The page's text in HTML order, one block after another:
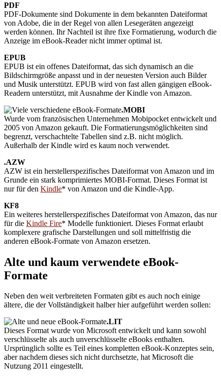
PDF
PDF-Dokumente sind Dokumente in dem bekannten Dateiformat
von Adobe, die in der Regel von allen Lesegeräten angezeigt
werden können. Ihr Nachteil ist ihre fixe Formatierung, wodurch die
Anzeige im eBook-Reader nicht immer optimal ist.
EPUB
EPUB ist ein offenes Dateiformat, das sich dynamisch an die
Bildschirmgröße anpasst und in der neuesten Version auch Bilder
und Musik unterstützt. EPUB wird von fast allen gängigen eBook-
Readern unterstützt, mit Ausnahme der Kindle von Amazon.
.MOBI
Wurde vom französischen Unternehmen Mobipocket entwickelt und
2005 von Amazon gekauft. Die Formatierungsmöglichkeiten sind
begrenzt, verschachtelte Tabellen sind z.B. nicht möglich.
Außerhalb der Kindle wird es kaum noch verwendet.
.AZW
AZW ist ein herstellerspezifisches Dateiformat von Amazon und im
Grunde ein stark komprimiertes MOBI-Format. Dieses Format ist
nur für den Kindle* von Amazon und die Kindle-App.
KF8
Ein weiteres herstellerspezifisches Dateiformat von Amazon, das nur
für die Kindle Fire* Modelle funktioniert. Dieses Format erlaubt
komplexere grafische Darstellungen und soll mittelfristig die
anderen eBook-Formate von Amazon ersetzen.
Alte und kaum verwendete eBook-
Formate
Neben den weit verbreiteten Formaten gibt es auch noch einige
ältere, die der Vollständigkeit halber hier aufgeführt werden sollen:
.LIT
Dieses Format wurde von Microsoft entwickelt und kann sowohl
verschlüsselte als auch unverschlüsselte eBooks enthalten.
Ursprünglich sollte es Teil eines kompletten eBook-Konzeptes sein,
aber nachdem dieses sich nicht durchsetzte, hat Microsoft die
Nutzung 2011 eingestellt.